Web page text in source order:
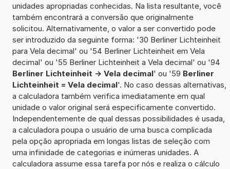
unidades apropriadas conhecidas. Na lista resultante, você
também encontrará a conversão que originalmente
solicitou. Alternativamente, o valor a ser convertido pode
ser introduzido da seguinte forma: '30 Berliner Lichteinheit
para Vela decimal' ou '54 Berliner Lichteinheit em Vela
decimal' ou '55 Berliner Lichteinheit a Vela decimal' ou '94
Berliner Lichteinheit -> Vela decimal' ou '59 Berliner
Lichteinheit = Vela decimal'. No caso dessas alternativas,
a calculadora também verifica imediatamente em qual
unidade o valor original será especificamente convertido.
Independentemente de qual dessas possibilidades é usada,
a calculadora poupa o usuário de uma busca complicada
pela opção apropriada em longas listas de seleção com
uma infinidade de categorias e inúmeras unidades. A
calculadora assume essa tarefa por nós e realiza o cálculo